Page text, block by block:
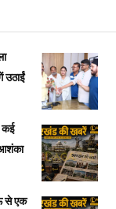
उठाईं
कई
से एक